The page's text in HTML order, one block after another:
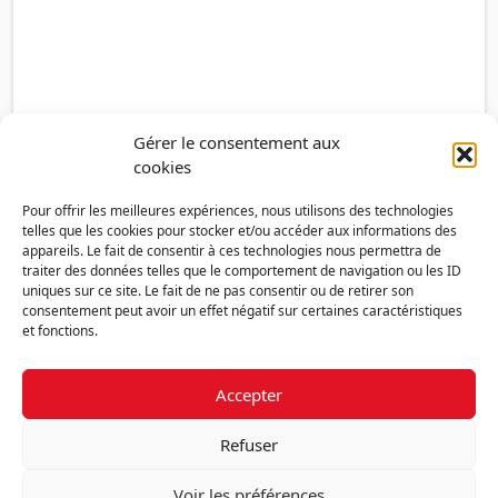
Gérer le consentement aux
cookies
Pour offrir les meilleures expériences, nous utilisons des technologies
telles que les cookies pour stocker et/ou accéder aux informations des
appareils. Le fait de consentir à ces technologies nous permettra de
traiter des données telles que le comportement de navigation ou les ID
uniques sur ce site. Le fait de ne pas consentir ou de retirer son
consentement peut avoir un effet négatif sur certaines caractéristiques
et fonctions.
Accepter
Refuser
Politique de confidentialité
RGPD
Nous contacter